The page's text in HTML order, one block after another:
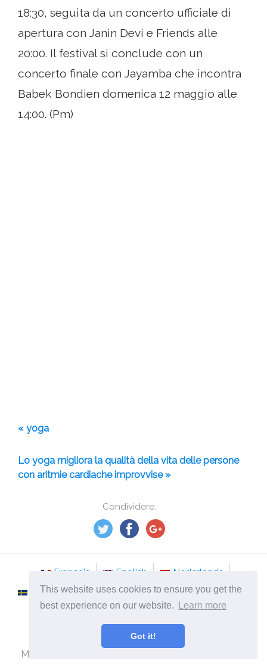
This website uses cookies to ensure you get the
best experience on our website.
Learn more
Got it!
Condividere:
18:30, seguita da un concerto ufficiale di
apertura con Janin Devi e Friends alle
20:00. Il festival si conclude con un
concerto finale con Jayamba che incontra
Babek Bondien domenica 12 maggio alle
14:00. (Pm)
« yoga
Lo yoga migliora la qualità della vita delle persone
con aritmie cardiache improvvise »
Français English
Nederlands
Svenska
Norsk Italiano
Português
it.tso-stockholm.com
Medicina alternativa e metodi di cura delle malattie.